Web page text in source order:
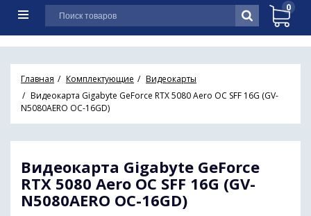
0
Главная Комплектующие
Видеокарты
Видеокарта Gigabyte GeForce RTX 5080 Aero OC SFF 16G (GV-
N5080AERO OC-16GD)
Видеокарта Gigabyte GeForce
RTX 5080 Aero OC SFF 16G (GV-
N5080AERO OC-16GD)